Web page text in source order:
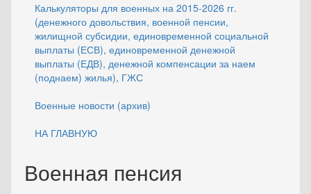
Калькуляторы для военных на 2015-2026 гг.
(денежного довольствия, военной пенсии,
жилищной субсидии, единовременной социальной
выплаты (ЕСВ), единовременной денежной
выплаты (ЕДВ), денежной компенсации за наем
(поднаем) жилья), ГЖС
Военные новости (архив)
НА ГЛАВНУЮ
Военная пенсия